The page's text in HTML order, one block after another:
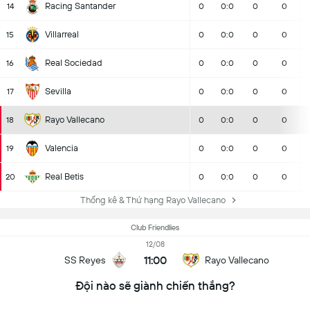
14 Racing Santander 0 0:0 0 0
15 Villarreal 0 0:0 0 0
16 Real Sociedad 0 0:0 0 0
17 Sevilla 0 0:0 0 0
18 Rayo Vallecano 0 0:0 0 0
19 Valencia 0 0:0 0 0
20 Real Betis 0 0:0 0 0
Thống kê & Thứ hạng Rayo Vallecano
Club Friendlies
SS Reyes
12/08
11:00 Rayo Vallecano
Đội nào sẽ giành chiến thắng?